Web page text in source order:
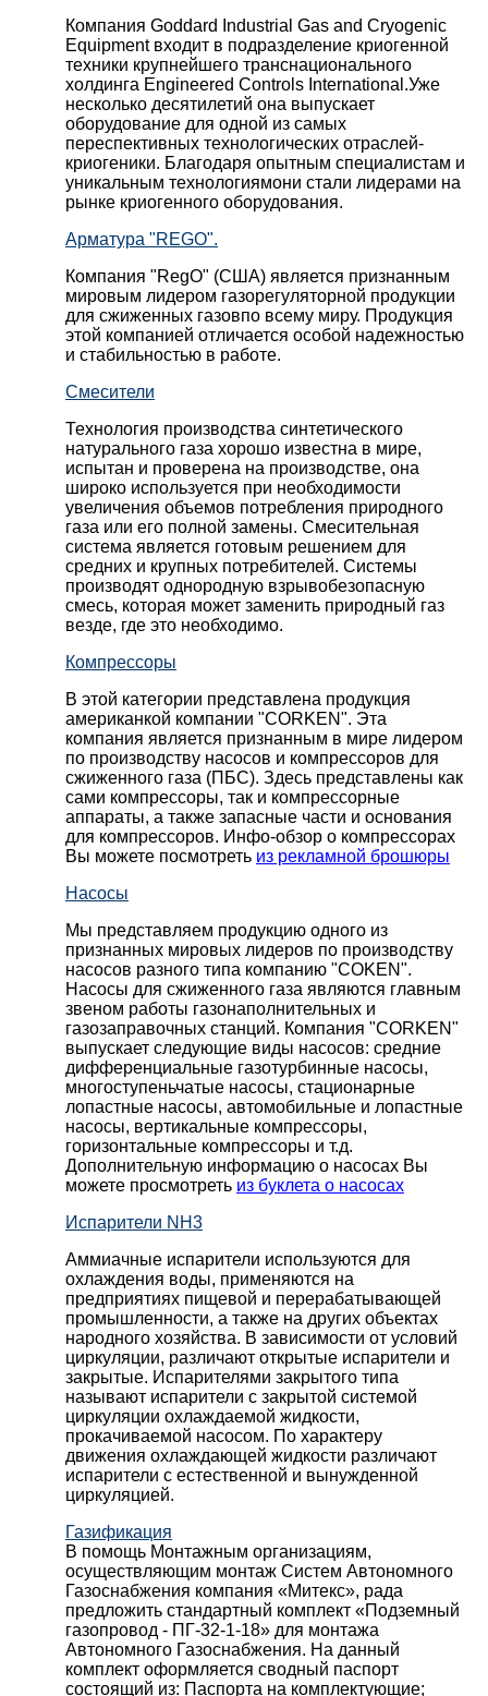
Компания Goddard Industrial Gas and Cryogenic
Equipment входит в подразделение криогенной
техники крупнейшего транснационального
холдинга Engineered Controls International.Уже
несколько десятилетий она выпускает
оборудование для одной из самых
переспективных технологических отраслей-
криогеники. Благодаря опытным специалистам и
уникальным технологиямони стали лидерами на
рынке криогенного оборудования.
Арматура "REGO".
Компания "RegO" (США) является признанным
мировым лидером газорегуляторной продукции
для сжиженных газовпо всему миру. Продукция
этой компанией отличается особой надежностью
и стабильностью в работе.
Смесители
Технология производства синтетического
натурального газа хорошо известна в мире,
испытан и проверена на производстве, она
широко используется при необходимости
увеличения объемов потребления природного
газа или его полной замены. Смесительная
система является готовым решением для
средних и крупных потребителей. Системы
производят однородную взрывобезопасную
смесь, которая может заменить природный газ
везде, где это необходимо.
Компрессоры
В этой категории представлена продукция
американкой компании "CORKEN". Эта
компания является признанным в мире лидером
по производству насосов и компрессоров для
сжиженного газа (ПБС). Здесь представлены как
сами компрессоры, так и компрессорные
аппараты, а также запасные части и основания
для компрессоров. Инфо-обзор о компрессорах
Вы можете посмотреть из рекламной брошюры
Насосы
Мы представляем продукцию одного из
признанных мировых лидеров по производству
насосов разного типа компанию "COKEN".
Насосы для сжиженного газа являются главным
звеном работы газонаполнительных и
газозаправочных станций. Компания "CORKEN"
выпускает следующие виды насосов: cредние
дифференциальные газотурбинные насосы,
многоступеньчатые насосы, стационарные
лопастные насосы, автомобильные и лопaстные
насосы, вертикальные компрессоры,
горизонтальные компрессоры и т.д.
Дополнительную информацию о насосах Вы
можете просмотреть из буклета о насосах
Испарители NH3
Аммиачные испарители используются для
охлаждения воды, применяются на
предприятиях пищевой и перерабатывающей
промышленности, а также на других объектах
народного хозяйства. В зависимости от условий
циркуляции, различают открытые испарители и
закрытые. Испарителями закрытого типа
называют испарители с закрытой системой
циркуляции охлаждаемой жидкости,
прокачиваемой насосом. По характеру
движения охлаждающей жидкости различают
испарители с естественной и вынужденной
циркуляцией.
Газификация
В помощь Монтажным организациям,
осуществляющим монтаж Систем Автономного
Газоснабжения компания «Митекс», рада
предложить стандартный комплект «Подземный
газопровод - ПГ-32-1-18» для монтажа
Автономного Газоснабжения. На данный
комплект оформляется сводный паспорт
состоящий из: Паспорта на комплектующие;